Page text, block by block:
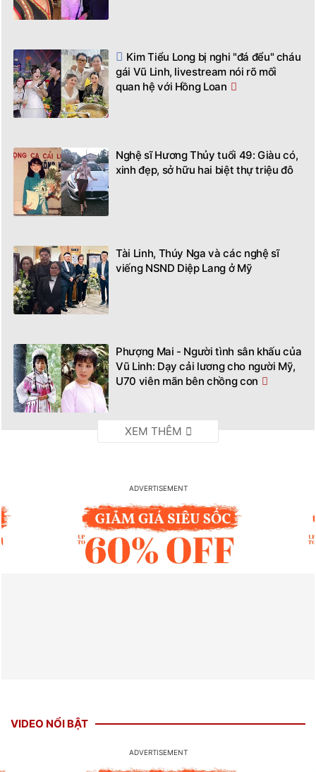
Kim Tiểu Long bị nghi "đá đểu" cháu
gái Vũ Linh, livestream nói rõ mối
quan hệ với Hồng Loan
Nghệ sĩ Hương Thủy tuổi 49: Giàu có,
xinh đẹp, sở hữu hai biệt thự triệu đô
Tài Linh, Thúy Nga và các nghệ sĩ
viếng NSND Diệp Lang ở Mỹ
Phượng Mai - Người tình sân khấu của
Vũ Linh: Dạy cải lương cho người Mỹ,
U70 viên mãn bên chồng con
VIDEO NỔI BẬT